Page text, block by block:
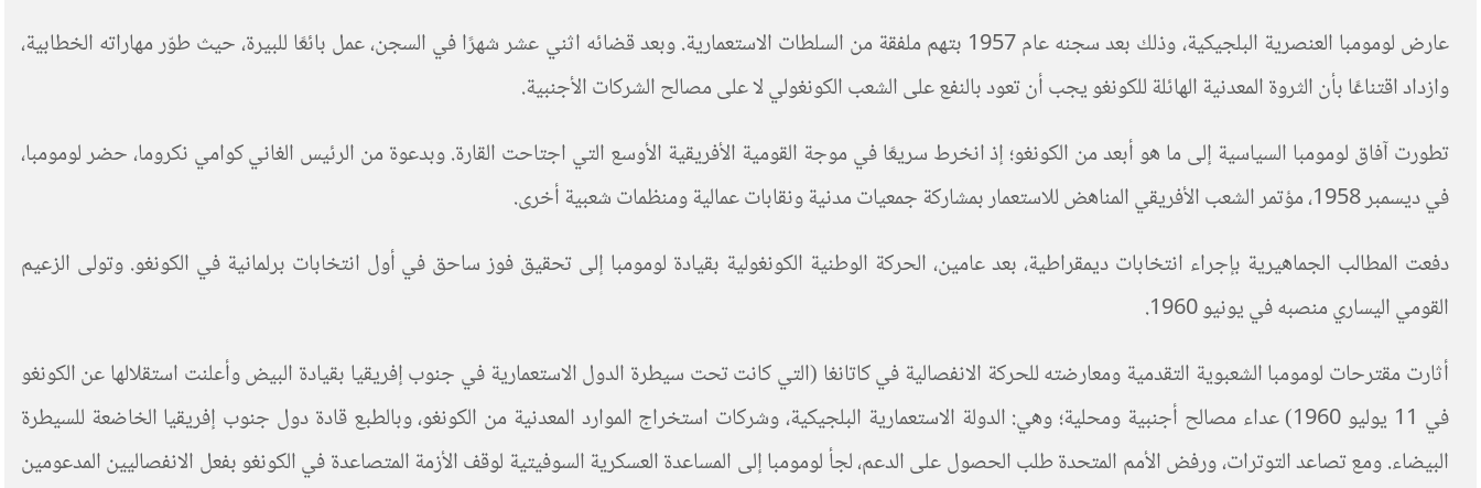
عارض لومومبا العنصرية البلجيكية، وذلك بعد سجنه عام 1957 بتهم ملفقة من السلطات الاستعمارية. وبعد قضائه اثني عشر شهرًا في السجن، عمل بائعًا للبيرة، حيث طوّر مهاراته الخطابية،
وازداد اقتناعًا بأن الثروة المعدنية الهائلة للكونغو يجب أن تعود بالنفع على الشعب الكونغولي لا على مصالح الشركات الأجنبية.
تطورت آفاق لومومبا السياسية إلى ما هو أبعد من الكونغو؛ إذ انخرط سريعًا في موجة القومية الأفريقية الأوسع التي اجتاحت القارة. وبدعوة من الرئيس الغاني كوامي نكروما، حضر لومومبا،
في ديسمبر 1958، مؤتمر الشعب الأفريقي المناهض للاستعمار بمشاركة جمعيات مدنية ونقابات عمالية ومنظمات شعبية أخرى.
دفعت المطالب الجماهيرية بإجراء انتخابات ديمقراطية، بعد عامين، الحركة الوطنية الكونغولية بقيادة لومومبا إلى تحقيق فوز ساحق في أول انتخابات برلمانية في الكونغو. وتولى الزعيم
القومي اليساري منصبه في يونيو 1960.
أثارت مقترحات لومومبا الشعبوية التقدمية ومعارضته للحركة الانفصالية في كاتانغا (التي كانت تحت سيطرة الدول الاستعمارية في جنوب إفريقيا بقيادة البيض وأعلنت استقلالها عن الكونغو
في 11 يوليو 1960) عداء مصالح أجنبية ومحلية؛ وهي: الدولة الاستعمارية البلجيكية، وشركات استخراج الموارد المعدنية من الكونغو، وبالطبع قادة دول جنوب إفريقيا الخاضعة للسيطرة
البيضاء. ومع تصاعد التوترات، ورفض الأمم المتحدة طلب الحصول على الدعم، لجأ لومومبا إلى المساعدة العسكرية السوفيتية لوقف الأزمة المتصاعدة في الكونغو بفعل الانفصاليين المدعومين